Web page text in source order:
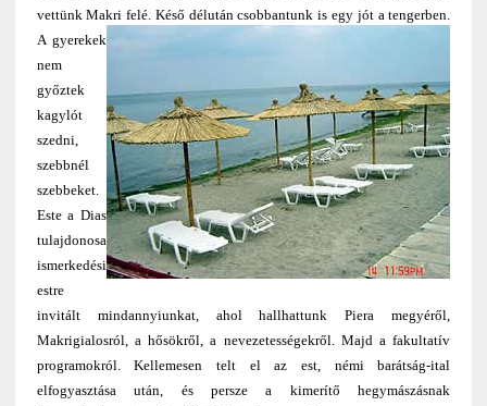
vettünk Makri felé. Késő délután csobbantunk is egy jót a tengerben.
A gyerekek
nem
győztek
kagylót
szedni,
szebbnél
szebbeket.
Este a Dias
tulajdonosa
ismerkedési
estre
invitált mindannyiunkat, ahol hallhattunk Piera megyéről,
Makrigialosról, a hősökről, a nevezetességekről. Majd a fakultatív
programokról. Kellemesen telt el az est, némi barátság-ital
elfogyasztása után, és persze a kimerítő hegymászásnak